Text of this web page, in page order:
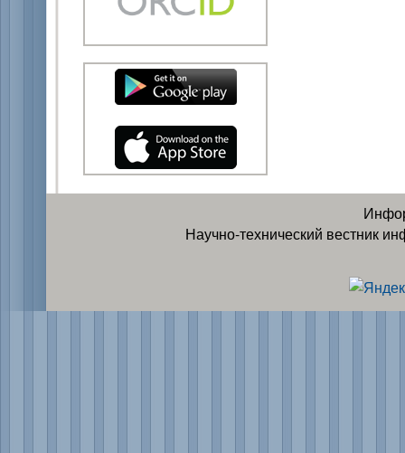
Научно-технический вестник